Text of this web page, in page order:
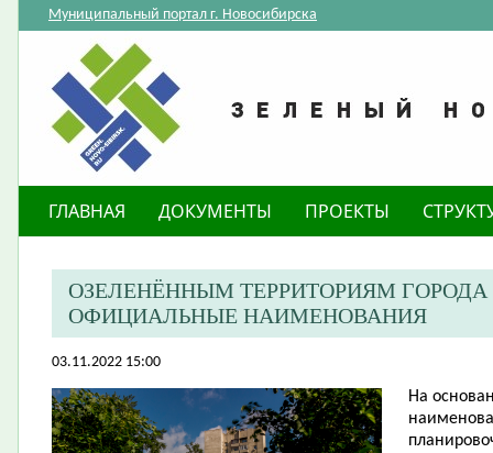
Муниципальный портал г. Новосибирска
ГЛАВНАЯ ДОКУМЕНТЫ ПРОЕКТЫ
ОЗЕЛЕНЁННЫМ ТЕРРИТОРИЯМ
ОФИЦИАЛЬНЫЕ НАИМЕНОВАНИЯ
03.11.2022 15:00
​На